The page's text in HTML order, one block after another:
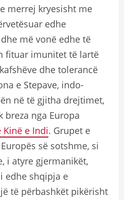
merrej kryesisht me
edhe
më vonë edhe të
fituar imunitet të lartë
dhe tolerancë
e Stepave, indo-
në të gjitha drejtimet,
breza nga Europa
Kinë e Indi. Grupet e
së sotshme, si
i atyre gjermanikët,
edhe shqipja e
të përbashkët pikërisht